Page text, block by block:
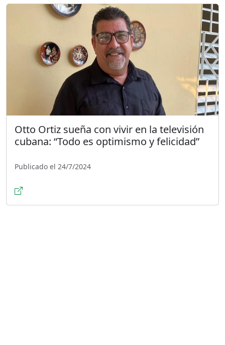
Otto Ortiz sueña con vivir en la televisión
cubana: “Todo es optimismo y felicidad”
Publicado el 24/7/2024